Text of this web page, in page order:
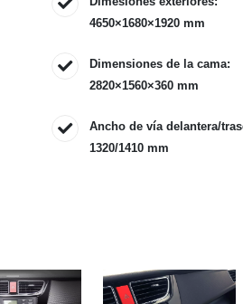
4650×1680×1920 mm
Dimensiones de la cama:
2820×1560×360 mm
Ancho de vía delantera/
1320/1410 mm